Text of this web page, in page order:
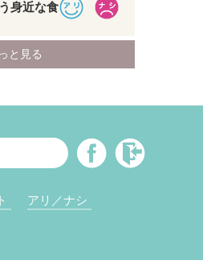
アリ／ナシ